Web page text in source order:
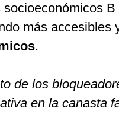
socioeconómicos
más accesibles
.
de los
en la canasta